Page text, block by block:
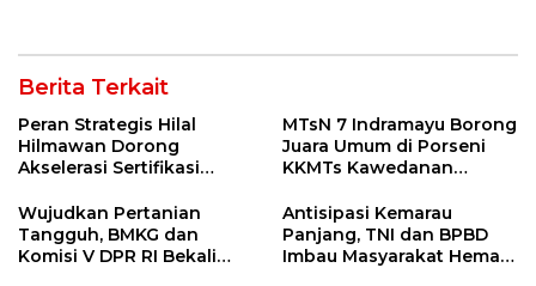
Berita Terkait
Peran Strategis Hilal
Hilmawan Dorong
Akselerasi Sertifikasi
Entaskan Kemiskinan di
Indramayu
MTsN 7 Indramayu Borong
Juara Umum di Porseni
KKMTs Kawedanan
Wujudkan Pertanian
Tangguh, BMKG dan
Komisi V DPR RI Bekali
Antisipasi Kemarau
Panjang, TNI dan BPBD
Imbau Masyarakat Hemat